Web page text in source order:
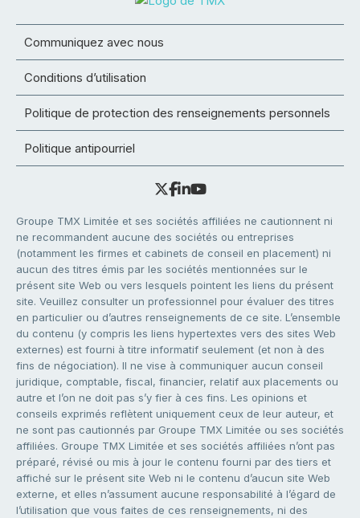
Communiquez avec nous
Conditions d’utilisation
Politique de protection des renseignements personnels
Politique antipourriel
Groupe TMX Limitée et ses sociétés affiliées ne cautionnent ni
ne recommandent aucune des sociétés ou entreprises
(notamment les firmes et cabinets de conseil en placement) ni
aucun des titres émis par les sociétés mentionnées sur le
présent site Web ou vers lesquels pointent les liens du présent
site. Veuillez consulter un professionnel pour évaluer des titres
en particulier ou d’autres renseignements de ce site. L’ensemble
du contenu (y compris les liens hypertextes vers des sites Web
externes) est fourni à titre informatif seulement (et non à des
fins de négociation). Il ne vise à communiquer aucun conseil
juridique, comptable, fiscal, financier, relatif aux placements ou
autre et l’on ne doit pas s’y fier à ces fins. Les opinions et
conseils exprimés reflètent uniquement ceux de leur auteur, et
ne sont pas cautionnés par Groupe TMX Limitée ou ses sociétés
affiliées. Groupe TMX Limitée et ses sociétés affiliées n’ont pas
préparé, révisé ou mis à jour le contenu fourni par des tiers et
affiché sur le présent site Web ni le contenu d’aucun site Web
externe, et elles n’assument aucune responsabilité à l’égard de
l’utilisation que vous faites de ces renseignements, ni des